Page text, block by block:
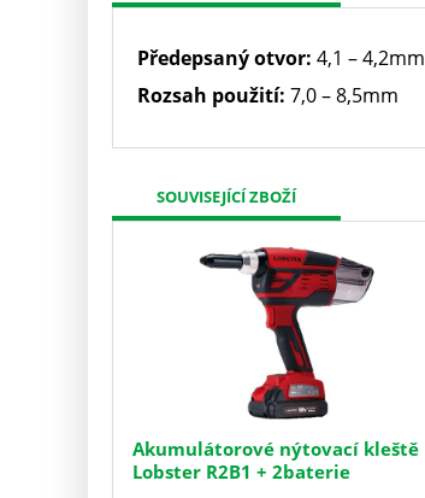
Předepsaný otvor: 4,1 – 4,2mm
Rozsah použití: 7,0 – 8,5mm
SOUVISEJÍCÍ ZBOŽÍ
Akumulátorové nýtovací kleště
Lobster R2B1 + 2baterie